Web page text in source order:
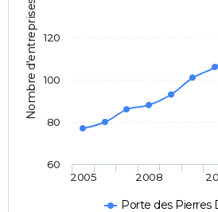
Nombre d'entreprises
Porte des Pierres
2005 2008
60
80
100
120